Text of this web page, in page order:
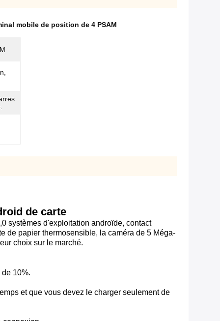
mobile de position de 4 PSAM
de carte
systèmes d'exploitation androïde, contact
de papier thermosensible, la caméra de 5 Méga-
choix sur le marché.
10%.
et que vous devez le charger seulement de